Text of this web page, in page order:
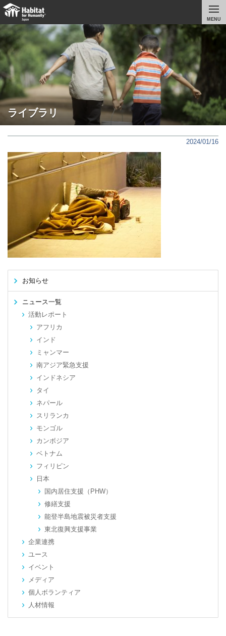
MENU
ライブラリ
2024/01/16
お知らせ
ニュース一覧
活動レポート
アフリカ
インド
ミャンマー
南アジア緊急支援
インドネシア
タイ
ネパール
スリランカ
モンゴル
カンボジア
ベトナム
フィリピン
日本
国内居住支援（PHW）
修繕支援
能登半島地震被災者支援
東北復興支援事業
企業連携
ユース
イベント
メディア
個人ボランティア
人材情報